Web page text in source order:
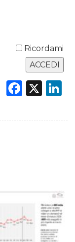
Ricordami
X